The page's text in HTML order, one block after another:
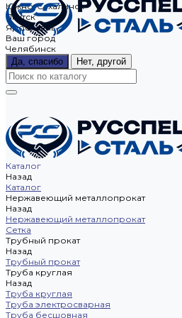
Южно-Сахалинск
Якутск
Ярославль
Ваш город
Челябинск
Да, спасибо
Нет, другой
Каталог
Назад
Каталог
Нержавеющий металлопрокат
Назад
Нержавеющий металлопрокат
Сетка
Трубный прокат
Назад
Трубный прокат
Труба круглая
Назад
Труба круглая
Труба электросварная
Труба бесшовная